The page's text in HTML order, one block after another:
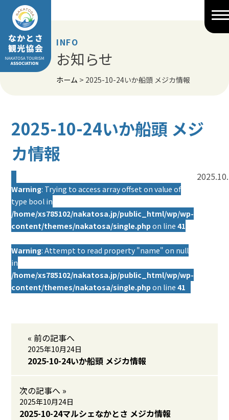
Skip
content
INFO
お知らせ
ホーム > 2025-10-24いか船頭 メジカ情報
2025-10-24いか船頭 メジ
カ情報
Warning: Trying to access array offset on value of
type bool in
/home/xs785102/nakatosa.jp/public_html/wp/wp-
content/themes/nakatosa/single.php on line41
Warning: Attempt to read property "name" on null
in
/home/xs785102/nakatosa.jp/public_html/wp/wp-
content/themes/nakatosa/single.php on line41
« 前の記事へ
2025年10月24日
2025-10-24いか船頭 メジカ情報
次の記事へ »
2025年10月24日
2025-10-24マルシェなかとさ メジカ情報